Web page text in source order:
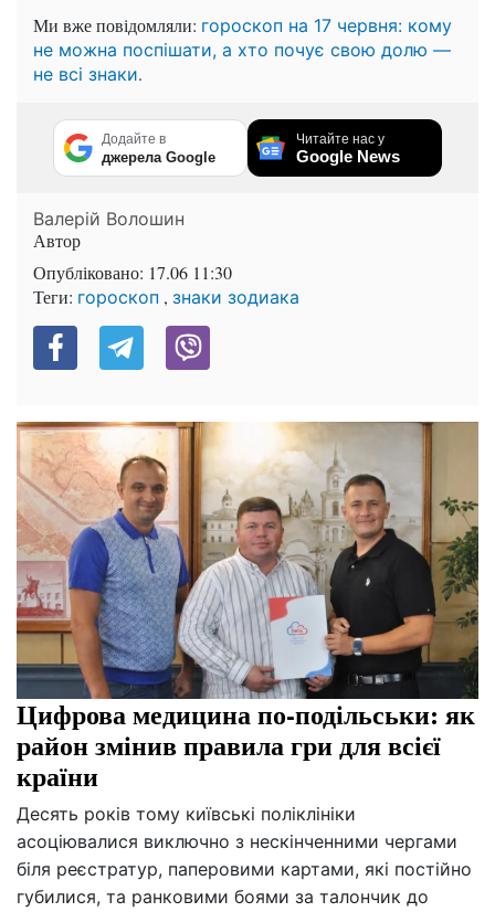
Ми вже повідомляли: гороскоп на 17 червня: кому
не можна поспішати, а хто почує свою долю —
не всі знаки.
Додайте в
джерела Google
Читайте нас у
Google News
Валерій Волошин
Автор
Опубліковано: 17.06 11:30
Теги: гороскоп , знаки зодиака
Цифрова медицина по-подільськи: як
район змінив правила гри для всієї
країни
Десять років тому київські поліклініки
асоціювалися виключно з нескінченними чергами
біля реєстратур, паперовими картами, які постійно
губилися, та ранковими боями за талончик до